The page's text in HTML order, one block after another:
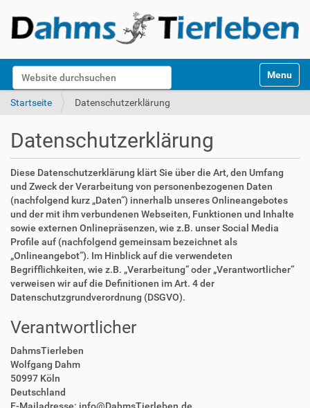
Website durchsuchen
k
Toggle
Startseite Datenschutzerklärung
Datenschutzerklärung
Diese Datenschutzerklärung klärt Sie über die Art, den Umfang
und Zweck der Verarbeitung von personenbezogenen Daten
(nachfolgend kurz „Daten“) innerhalb unseres Onlineangebotes
und der mit ihm verbundenen Webseiten, Funktionen und Inhalte
sowie externen Onlinepräsenzen, wie z.B. unser Social Media
Profile auf (nachfolgend gemeinsam bezeichnet als
„Onlineangebot“). Im Hinblick auf die verwendeten
Begrifflichkeiten, wie z.B. „Verarbeitung“ oder „Verantwortlicher“
verweisen wir auf die Definitionen im Art. 4 der
Datenschutzgrundverordnung (DSGVO).
Verantwortlicher
DahmsTierleben
Wolfgang Dahm
50997 Köln
Deutschland